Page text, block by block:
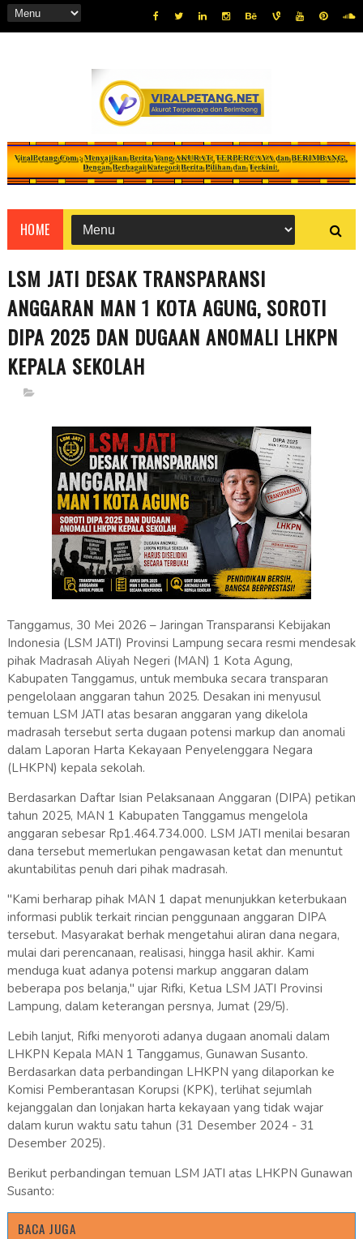
HOME
LSM JATI DESAK TRANSPARANSI
ANGGARAN MAN 1 KOTA AGUNG, SOROTI
DIPA 2025 DAN DUGAAN ANOMALI LHKPN
KEPALA SEKOLAH
Tanggamus, 30 Mei 2026 – Jaringan Transparansi Kebijakan
Indonesia (LSM JATI) Provinsi Lampung secara resmi mendesak
pihak Madrasah Aliyah Negeri (MAN) 1 Kota Agung,
Kabupaten Tanggamus, untuk membuka secara transparan
pengelolaan anggaran tahun 2025. Desakan ini menyusul
temuan LSM JATI atas besaran anggaran yang dikelola
madrasah tersebut serta dugaan potensi markup dan anomali
dalam Laporan Harta Kekayaan Penyelenggara Negara
(LHKPN) kepala sekolah.
Berdasarkan Daftar Isian Pelaksanaan Anggaran (DIPA) petikan
tahun 2025, MAN 1 Kabupaten Tanggamus mengelola
anggaran sebesar Rp1.464.734.000. LSM JATI menilai besaran
dana tersebut memerlukan pengawasan ketat dan menuntut
akuntabilitas penuh dari pihak madrasah.
"Kami berharap pihak MAN 1 dapat menunjukkan keterbukaan
informasi publik terkait rincian penggunaan anggaran DIPA
tersebut. Masyarakat berhak mengetahui aliran dana negara,
mulai dari perencanaan, realisasi, hingga hasil akhir. Kami
menduga kuat adanya potensi markup anggaran dalam
beberapa pos belanja," ujar Rifki, Ketua LSM JATI Provinsi
Lampung, dalam keterangan persnya, Jumat (29/5).
Lebih lanjut, Rifki menyoroti adanya dugaan anomali dalam
LHKPN Kepala MAN 1 Tanggamus, Gunawan Susanto.
Berdasarkan data perbandingan LHKPN yang dilaporkan ke
Komisi Pemberantasan Korupsi (KPK), terlihat sejumlah
kejanggalan dan lonjakan harta kekayaan yang tidak wajar
dalam kurun waktu satu tahun (31 Desember 2024 - 31
Desember 2025).
Berikut perbandingan temuan LSM JATI atas LHKPN Gunawan
Susanto:
BACA JUGA